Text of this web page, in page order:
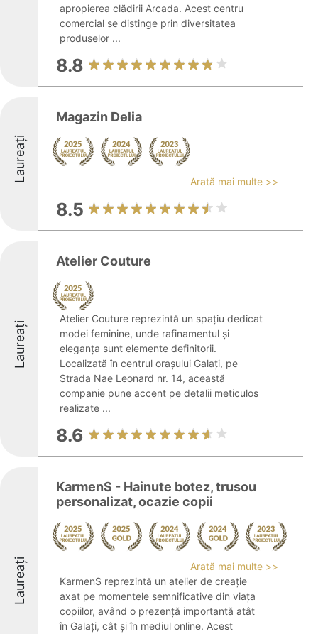
apropierea clădirii Arcada. Acest centru
comercial se distinge prin diversitatea
produselor ...
8.8
Laureați
Magazin Delia
Arată mai multe >>
8.5
Laureați
Atelier Couture
Atelier Couture reprezintă un spațiu dedicat
modei feminine, unde rafinamentul și
eleganța sunt elemente definitorii.
Localizată în centrul orașului Galați, pe
Strada Nae Leonard nr. 14, această
companie pune accent pe detalii meticulos
realizate ...
8.6
Laureați
KarmenS - Hainute botez, trusou
personalizat, ocazie copii
Arată mai multe >>
KarmenS reprezintă un atelier de creație
axat pe momentele semnificative din viața
copiilor, având o prezență importantă atât
în Galați, cât și în mediul online. Acest